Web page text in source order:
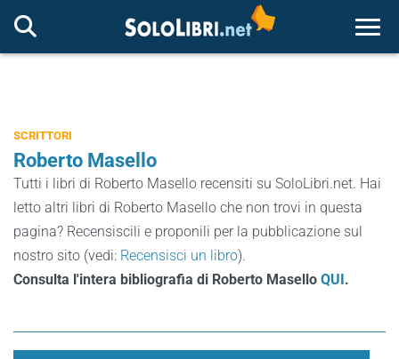
SCRITTORI
Roberto Masello
Tutti i libri di Roberto Masello recensiti su SoloLibri.net. Hai
letto altri libri di Roberto Masello che non trovi in questa
pagina? Recensiscili e proponili per la pubblicazione sul
nostro sito (vedi: Recensisci un libro).
Consulta l'intera bibliografia di Roberto Masello QUI.